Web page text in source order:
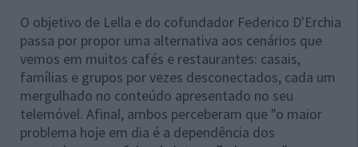
O objetivo de Lella e do cofundador Federico D'Erchia
passa por propor uma alternativa aos cenários que
vemos em muitos cafés e restaurantes: casais,
famílias e grupos por vezes desconectados, cada um
mergulhado no conteúdo apresentado no seu
telemóvel. Afinal, ambos perceberam que "o maior
problema hoje em dia é a dependência dos